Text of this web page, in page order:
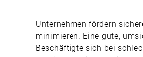
Unternehmen fördern
minimieren. Eine gute,
Beschäftigte sich bei